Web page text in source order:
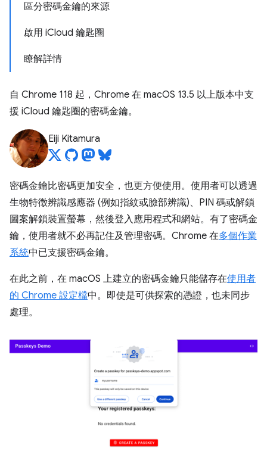
區分密碼金鑰的來源
啟用 iCloud 鑰匙圈
瞭解詳情
自 Chrome 118 起，Chrome 在 macOS 13.5 以上版本中支
援 iCloud 鑰匙圈的密碼金鑰。
Eiji Kitamura
密碼金鑰比密碼更加安全，也更方便使用。使用者可以透過
生物特徵辨識感應器 (例如指紋或臉部辨識)、PIN 碼或解鎖
圖案解鎖裝置螢幕，然後登入應用程式和網站。有了密碼金
鑰，使用者就不必再記住及管理密碼。Chrome 在多個作業
系統中已支援密碼金鑰。
在此之前，在 macOS 上建立的密碼金鑰只能儲存在使用者
的 Chrome 設定檔中。即使是可供探索的憑證，也未同步
處理。